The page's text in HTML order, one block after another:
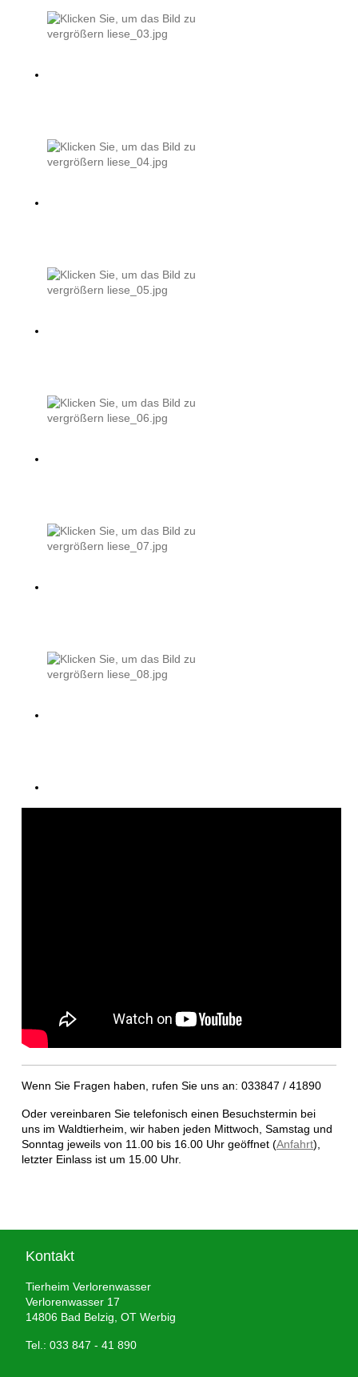
Wenn Sie Fragen haben, rufen Sie uns an: 033847 / 41890
Oder vereinbaren Sie telefonisch einen Besuchstermin bei
uns im Waldtierheim, wir haben jeden Mittwoch, Samstag und
Sonntag jeweils von 11.00 bis 16.00 Uhr geöffnet (Anfahrt),
letzter Einlass ist um 15.00 Uhr.
Kontakt
Tierheim Verlorenwasser
Verlorenwasser 17
14806 Bad Belzig, OT Werbig
Tel.: 033 847 - 41 890